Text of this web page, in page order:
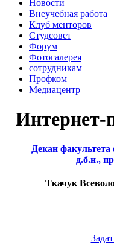
Новости
Внеучебная работа
Клуб менторов
Студсовет
Форум
Фотогалерея
сотрудникам
Профком
Медиацентр
Интернет-
Декан
д.б.н.,
Ткачук